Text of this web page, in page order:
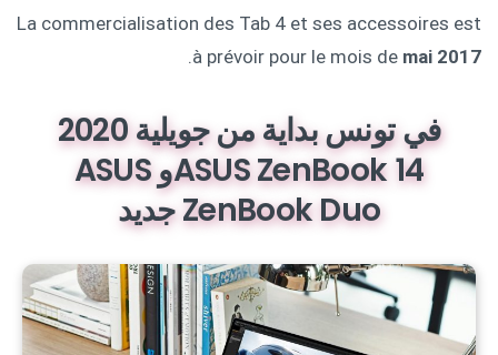
La commercialisation des Tab 4 et ses accessoires est
à prévoir pour le mois de mai 2017
.
في تونس بداية من جويلية 2020
ASUS ZenBook 14و ASUS
ZenBook Duo جديد